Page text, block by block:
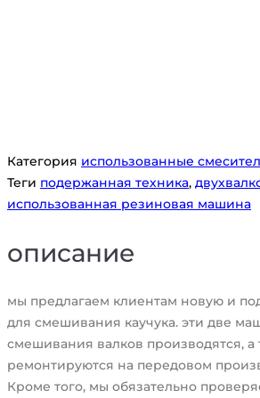
Категория использованные
Теги подержанная техника,
использованная резиновая машина
описание
мы предлагаем клиентам новую и
для смешивания каучука. эти две
смешивания валков производятся, а
ремонтируются на передовом
Кроме того, мы обязательно